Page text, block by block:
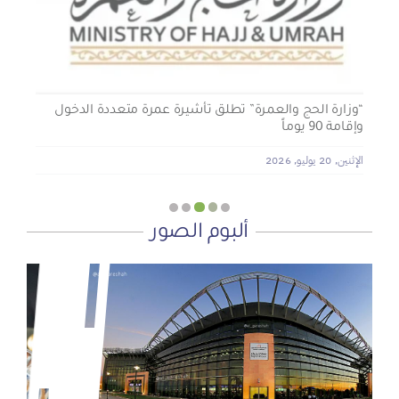
الأربعاء, 29 يوليو, 2026
“وزارة الحج والعمرة” تطلق تأشيرة عمرة متعددة الدخول
وإقامة 90 يوماً
الإثنين, 20 يوليو, 2026
ألبوم الصور